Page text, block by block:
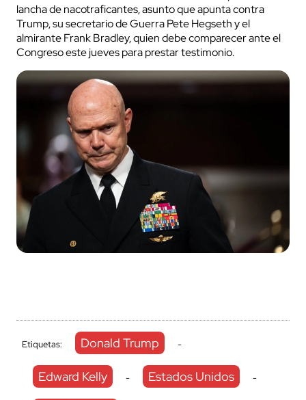
lancha de nacotraficantes, asunto que apunta contra
Trump, su secretario de GuerraPete Hegsethy el
almirante Frank Bradley, quien debe comparecer ante el
Congreso este jueves para prestar testimonio.
Etiquetas: Donald Trump -
Edward Kelly - Estados Unidos -